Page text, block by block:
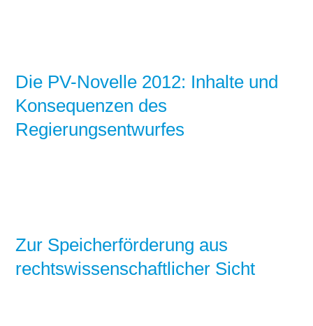
Die PV-Novelle 2012: Inhalte und
Konsequenzen des
Regierungsentwurfes
Zur Speicherförderung aus
rechtswissenschaftlicher Sicht